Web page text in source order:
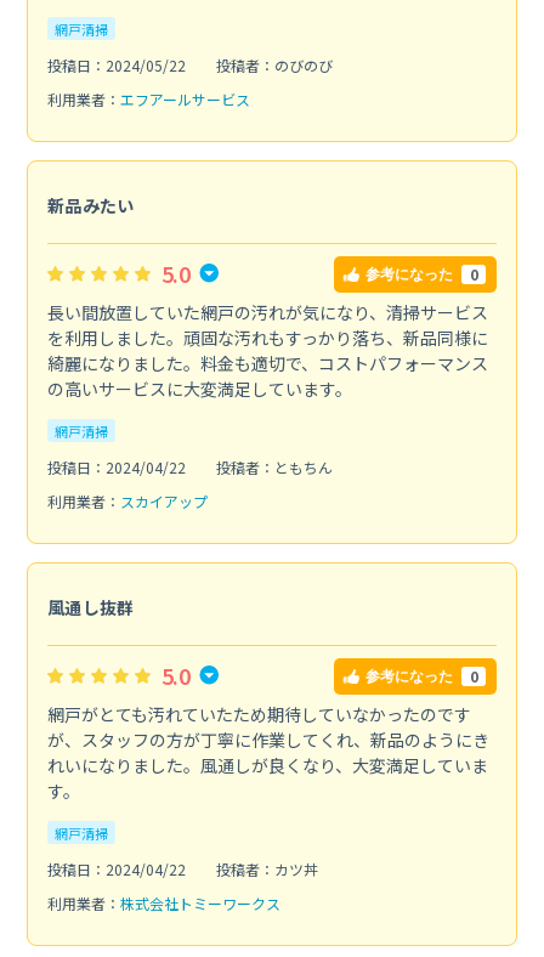
網戸清掃
投稿日：2024/05/22
投稿者：のびのび
利用業者： エフアールサービス
新品みたい
5.0 参考になった 0
長い間放置していた網戸の汚れが気になり、清掃サービス
を利用しました。頑固な汚れもすっかり落ち、新品同様に
綺麗になりました。料金も適切で、コストパフォーマンス
の高いサービスに大変満足しています。
網戸清掃
投稿日：2024/04/22
投稿者：ともちん
利用業者： スカイアップ
風通し抜群
5.0 参考になった 0
網戸がとても汚れていたため期待していなかったのです
が、スタッフの方が丁寧に作業してくれ、新品のようにき
れいになりました。風通しが良くなり、大変満足していま
す。
網戸清掃
投稿日：2024/04/22
投稿者：カツ丼
利用業者： 株式会社トミーワークス